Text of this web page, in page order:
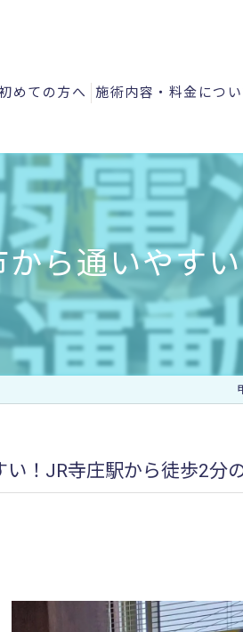
めての方へ
よくある質問
お客様の声
スタッフ
施術内容・料金につい
一般施術メニュー
から通いやす
！JR寺庄駅から徒歩2分